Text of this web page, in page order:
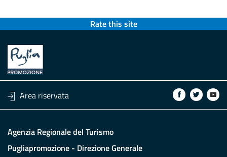
Rate this site
Area riservata
Agenzia Regionale del Turismo
Pugliapromozione - Direzione Generale